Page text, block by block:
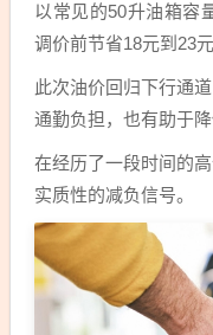
以常见的50升油箱容
调价前节省18元到23元
此次油价回归下行通
通勤负担，也有助于
在经历了一段时间的
实质性的减负信号。